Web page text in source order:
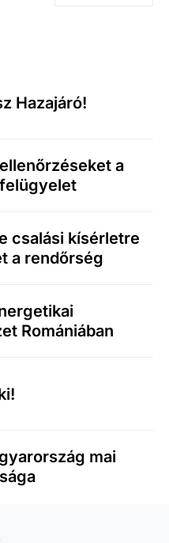
Hazajáró!
a
csalási kísérletre
a rendőrség
Romániában
mai